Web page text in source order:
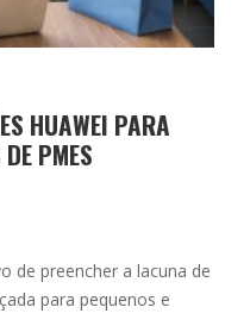
HUAWEI PARA
PMES
de preencher a lacuna de
para pequenos e